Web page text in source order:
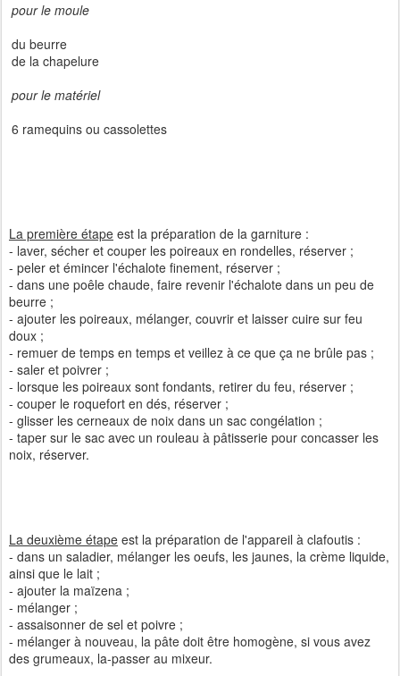
pour le moule
du beurre
de la chapelure
pour le matériel
6 ramequins ou cassolettes
La première étape est la préparation de la garniture :
- laver, sécher et couper les poireaux en rondelles, réserver ;
- peler et émincer l'échalote finement, réserver ;
- dans une poêle chaude, faire revenir l'échalote dans un peu de
beurre ;
- ajouter les poireaux, mélanger, couvrir et laisser cuire sur feu
doux ;
- remuer de temps en temps et veillez à ce que ça ne brûle pas ;
- saler et poivrer ;
- lorsque les poireaux sont fondants, retirer du feu, réserver ;
- couper le roquefort en dés, réserver ;
- glisser les cerneaux de noix dans un sac congélation ;
- taper sur le sac avec un rouleau à pâtisserie pour concasser les
noix, réserver.
La deuxième étape est la préparation de l'appareil à clafoutis :
- dans un saladier, mélanger les oeufs, les jaunes, la crème liquide,
ainsi que le lait ;
- ajouter la maïzena ;
- mélanger ;
- assaisonner de sel et poivre ;
- mélanger à nouveau, la pâte doit être homogène, si vous avez
des grumeaux, la-passer au mixeur.